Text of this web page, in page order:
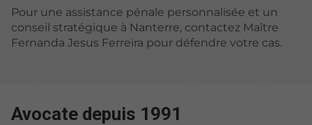
Pour une assistance pénale personnalisée et un
conseil stratégique à Nanterre, contactez Maître
Fernanda Jesus Ferreira pour défendre votre cas.
Avocate depuis 1991